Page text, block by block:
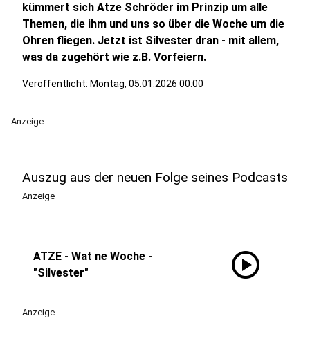
kümmert sich Atze Schröder im Prinzip um alle
Themen, die ihm und uns so über die Woche um die
Ohren fliegen. Jetzt ist Silvester dran - mit allem,
was da zugehört wie z.B. Vorfeiern.
Veröffentlicht: Montag, 05.01.2026 00:00
Anzeige
Auszug aus der neuen Folge seines Podcasts
Anzeige
ATZE - Wat ne Woche -
"Silvester"
play_circle
Anzeige